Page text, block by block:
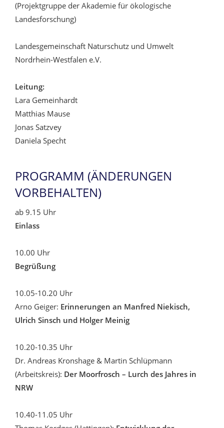
(Projektgruppe der Akademie für ökologische
Landesforschung)
Landesgemeinschaft Naturschutz und Umwelt
Nordrhein-Westfalen e.V.
Leitung:
Lara Gemeinhardt
Matthias Mause
Jonas Satzvey
Daniela Specht
PROGRAMM (ÄNDERUNGEN
VORBEHALTEN)
ab 9.15 Uhr
Einlass
10.00 Uhr
Begrüßung
10.05-10.20 Uhr
Arno Geiger: Erinnerungen an Manfred Niekisch,
Ulrich Sinsch und Holger Meinig
10.20-10.35 Uhr
Dr. Andreas Kronshage & Martin Schlüpmann
(Arbeitskreis): Der Moorfrosch – Lurch des Jahres in
NRW
10.40-11.05 Uhr